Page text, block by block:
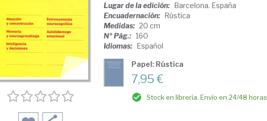
Lugar de la edición: Barcelona. España
Encuadernación: Rústica
Medidas: 20 cm
Nº Pág.: 160
Idiomas: Español
Papel: Rústica
7,95 €
Stock en librería. Envío en 24/48 horas